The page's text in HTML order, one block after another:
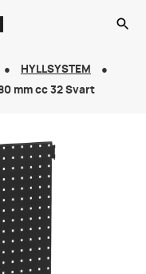
HYLLSYSTEM
mm cc 32 Svart